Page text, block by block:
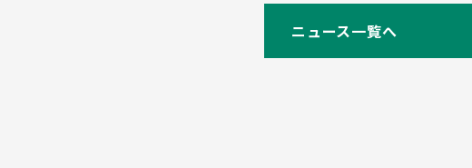
ニュース一覧へ